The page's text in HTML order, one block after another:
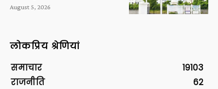
August 5, 2026
लोकप्रिय श्रेणियां
समाचार
19103
राजनीति
62